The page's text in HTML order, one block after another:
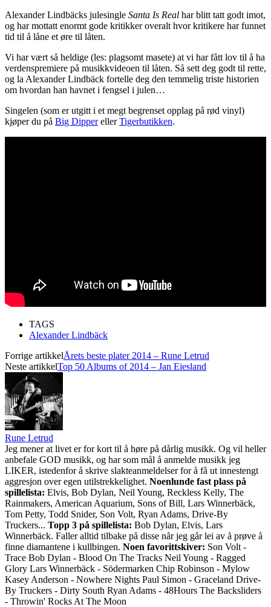
Alexander Lindbäcks julesingle Santa Is Real har blitt tatt godt imot,
og har mottatt enormt gode kritikker overalt hvor kritikere har funnet
tid til å låne et øre til låten.
Vi har vært så heldige (les: plagsomt masete) at vi har fått lov til å ha
verdenspremiere på musikkvideoen til låten. Så sett deg godt til rette,
og la Alexander Lindbäck fortelle deg den temmelig triste historien
om hvordan han havnet i fengsel i julen…
Singelen (som er utgitt i et megt begrenset opplag på rød vinyl)
kjøper du på Big DipperellerTigerbutikken.
TAGS
Alexander Lindbäck
Forrige artikkelÅrets beste plater 2014 – Rune Letrud
Neste artikkelTop 50 Albums of 2014 – Jan Eiesland
Rune Letrud
Jeg mener at livet er for kort til å høre på dårlig musikk. Og vil heller
anbefale GOD musikk, og har som mål å anmelde musikk jeg
LIKER, istedenfor å skrive slakteanmeldelser for å få ut innestengt
aggresjon over egen utilstrekkelighet. Noenlunde fast plass på
spillelista: Elvis, Bob Dylan, Neil Young, Reckless Kelly, The
Rainmakers, American Aquarium, Sons of Bill, Lars Winnerbäck,
Tom Petty, Todd Snider, Son Volt, Ryan Adams, Drive-By
Truckers... Topp 3 på spillelista: Bob Dylan, Elvis, Lars
Winnerbäck. Faller alltid tilbake på disse når jeg går lei av å prøve å
finne diamantene i kullbingen. Noen favorittskiver: Son Volt -
Trace Bob Dylan - Blood On The Tracks Neil Young - Ragged
Glory Lars Winnerbäck - Södermarken Chip Robinson - Mylow
Kasey Anderson - Nowhere Nights Paul Simon - Graceland Drive-
By Truckers - Dirty South Ryan Adams - 48Hours The Backsliders
- Throwin' Rocks At The Moon